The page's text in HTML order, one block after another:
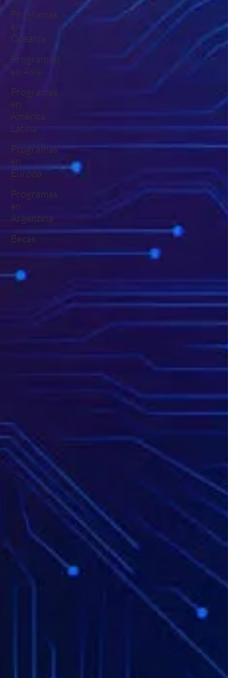
Programas
en
Oceanía
Programas
en Asia
Programas
en
América
Latina
Programas
en
Europa
Programas
en
Argentina
Becas